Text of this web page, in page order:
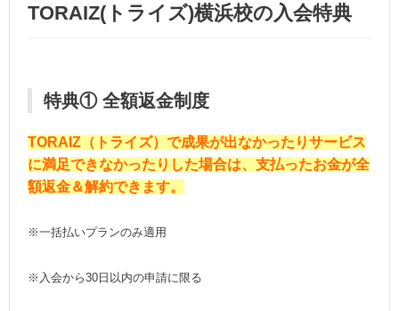
TORAIZ(トライズ)横浜校の入会特典
特典① 全額返金制度
TORAIZ（トライズ）で成果が出なかったりサービス
に満足できなかったりした場合は、支払ったお金が全
額返金＆解約できます。
※一括払いプランのみ適用
※入会から30日以内の申請に限る